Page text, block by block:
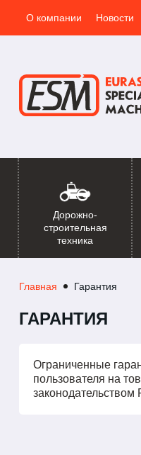
О компании Новости
Дорожно-
строительная
техника
Главная Гарантия
ГАРАНТИЯ
Ограниченные
пользователя на
законодательством